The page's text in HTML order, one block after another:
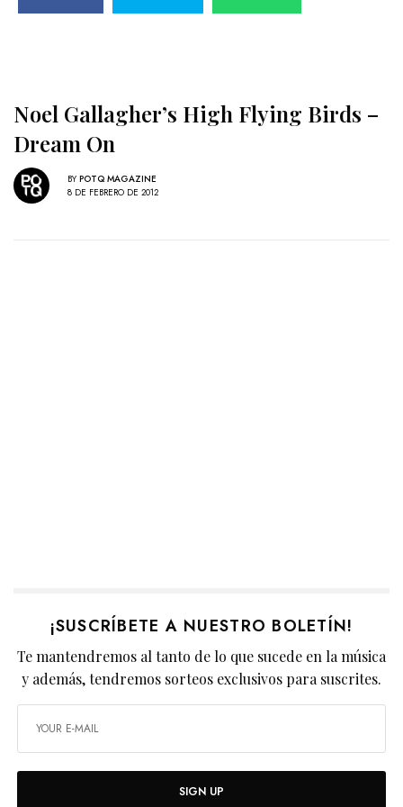
Noel Gallagher’s High Flying Birds –
Dream On
BY POTQ MAGAZINE
8 DE FEBRERO DE 2012
¡SUSCRÍBETE A NUESTRO BOLETÍN!
Te mantendremos al tanto de lo que sucede en la música
y además, tendremos sorteos exclusivos para suscrites.
SIGN UP